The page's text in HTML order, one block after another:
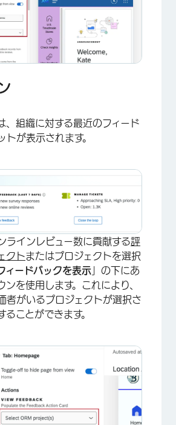
、組織に対する最近のフィード
トが表示されます。
ラインレビュー数に貢献する評
クトまたはプロジェクトを選択
ィードバックを表示 」の下にあ
ンを使用します。これにより、
者がいるプロジェクトが選択さ
ることができます。